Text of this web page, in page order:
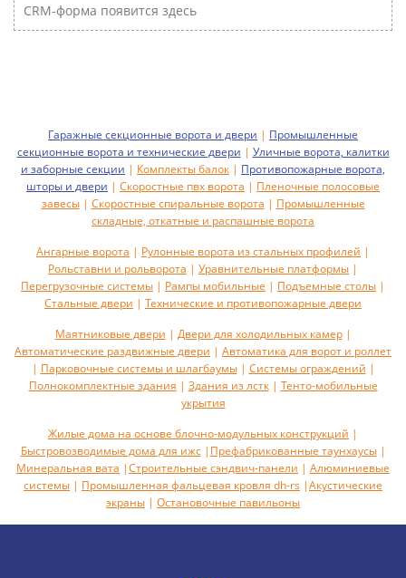
CRM-форма появится здесь
Гаражные секционные ворота и двери | Промышленные
секционные ворота и технические двери | Уличные ворота, калитки
и заборные секции | Комплекты балок | Противопожарные ворота,
шторы и двери | Скоростные пвх ворота | Пленочные полосовые
завесы| Скоростные спиральные ворота | Промышленные
складные, откатные и распашные ворота
Ангарные ворота | Рулонные ворота из стальных профилей |
Рольставни и рольворота | Уравнительные платформы |
Перегрузочные системы | Рампы мобильные | Подъемные столы |
Стальные двери | Технические и противопожарные двери
Маятниковые двери | Двери для холодильных камер|
Автоматические раздвижные двери | Автоматика для ворот и роллет
| Парковочные системы и шлагбаумы| Системы ограждений |
Полнокомплектные здания | Здания из лстк| Тенто-мобильные
укрытия
Жилые дома на основе блочно-модульных конструкций |
Быстровозводимые дома для ижс| Префабрикованные таунхаусы|
Минеральная вата |Строительные сэндвич-панели | Алюминиевые
системы | Промышленная фальцевая кровля dh-rs |Акустическиe
экраны | Остановочные павильоны